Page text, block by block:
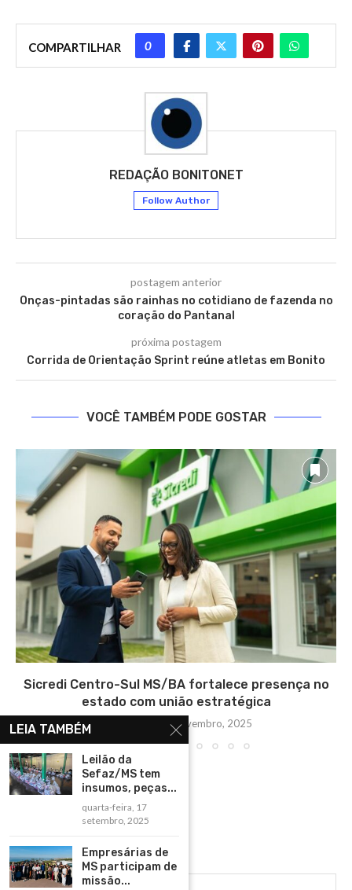
COMPARTILHAR 0
REDAÇÃO BONITONET
Follow Author
postagem anterior
Onças-pintadas são rainhas no cotidiano de fazenda no
coração do Pantanal
próxima postagem
Corrida de Orientação Sprint reúne atletas em Bonito
VOCÊ TAMBÉM PODE GOSTAR
Sicredi Centro-Sul MS/BA fortalece presença no
estado com união estratégica
quarta-feira, 12 novembro, 2025
LEIA TAMBÉM
Leilão da
Sefaz/MS tem
insumos, peças...
quarta-feira, 17
setembro, 2025
Empresárias de
MS participam de
missão...